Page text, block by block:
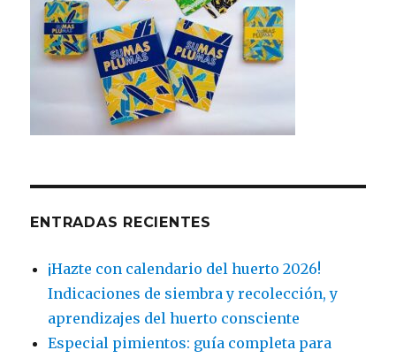
ENTRADAS RECIENTES
¡Hazte con calendario del huerto 2026!
Indicaciones de siembra y recolección, y
aprendizajes del huerto consciente
Especial pimientos: guía completa para